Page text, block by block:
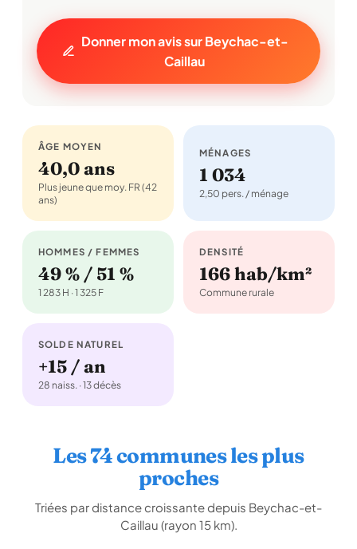
Donner mon avis sur Beychac-et-
Caillau
ÂGE MOYEN
40,0 ans
Plus jeune que moy. FR (42
ans)
MÉNAGES
1 034
2,50 pers. / ménage
HOMMES / FEMMES
49 % / 51 %
1 283 H · 1 325 F
DENSITÉ
166 hab/km²
Commune rurale
SOLDE NATUREL
+15 / an
28 naiss. · 13 décès
Les 74 communes les plus
proches
Triées par distance croissante depuis Beychac-et-
Caillau (rayon 15 km).